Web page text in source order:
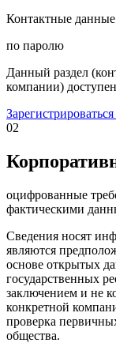
Контактные данные
по паролю
Данный раздел
компании)
02
оцифрованные
фактическими
Сведения носят
являются
основе открытых
государственных
заключением и не
конкретной
проверка
общества.